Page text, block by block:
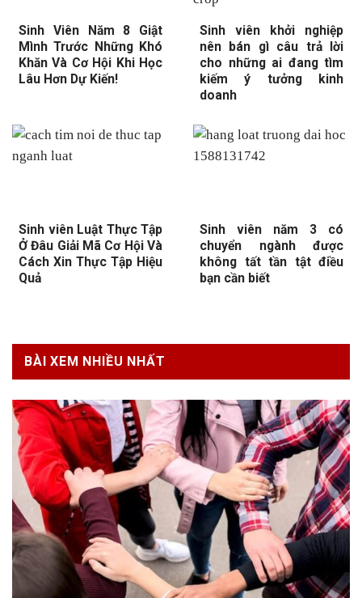
Sinh Viên Năm 8 Giật
Mình Trước Những Khó
Khăn Và Cơ Hội Khi Học
Lâu Hơn Dự Kiến!
Sinh viên khởi nghiệp
nên bán gì câu trả lời
cho những ai đang tìm
kiếm ý tưởng kinh
doanh
Sinh viên Luật Thực Tập
Ở Đâu Giải Mã Cơ Hội Và
Cách Xin Thực Tập Hiệu
Quả
Sinh viên năm 3 có
chuyển ngành được
không tất tần tật điều
bạn cần biết
BÀI XEM NHIỀU NHẤT